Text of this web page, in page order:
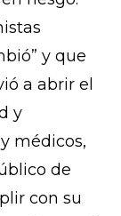
y que
a abrir el
y
médicos,
de
con su